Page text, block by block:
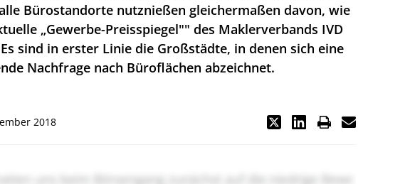
Bürostandorte nutznießen gleichermaßen davon, wie
„Gewerbe-Preisspiegel"" des Maklerverbands IVD
sind in erster Linie die Großstädte, in denen sich eine
Nachfrage nach Büroflächen abzeichnet.
2018